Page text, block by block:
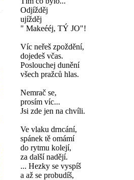
Odjížděj
ujížděj
" Makeééj, TÝ JO"!
Víc neřeš zpoždění,
dojedeš včas.
Poslouchej dunění
všech pražců hlas.
Nemrač se,
prosím víc...
Jsi zde jen na chvíli.
Ve vlaku drncání,
spánek tě omámí
do rytmu kolejí,
za další nadějí.
... Hezky se vyspíš
a až se probudíš,